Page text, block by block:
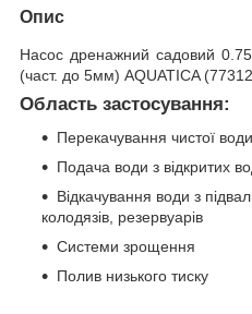
Опис
Насос дренажний садовий
(част. до 5мм) AQUATICA
Область застосування:
Перекачування чистої води
Подача води з відкритих
Відкачування води з
колодязів, резервуарів
Системи зрощення
Полив низького тиску